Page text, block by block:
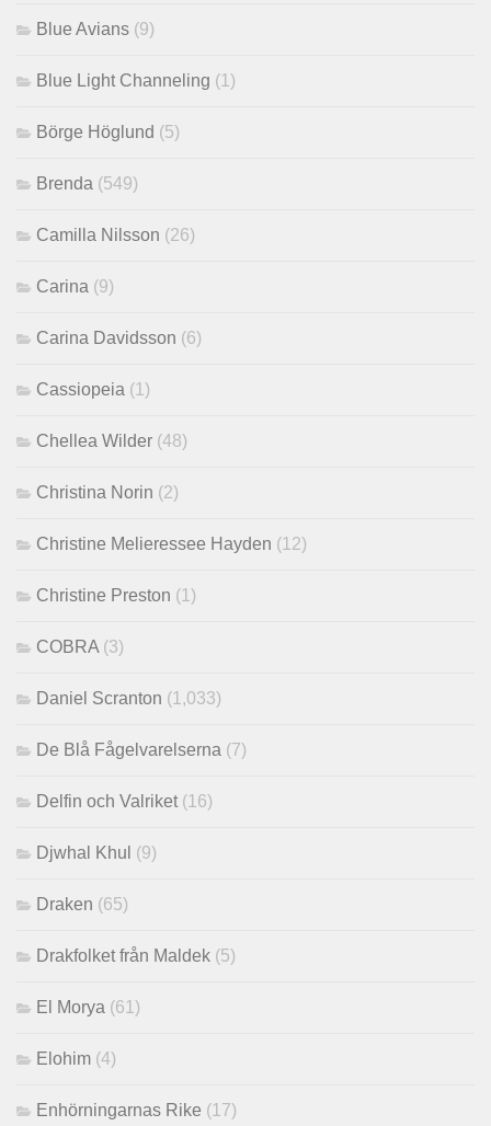
Blue Avians (9)
Blue Light Channeling (1)
Börge Höglund (5)
Brenda (549)
Camilla Nilsson (26)
Carina (9)
Carina Davidsson (6)
Cassiopeia (1)
Chellea Wilder (48)
Christina Norin (2)
Christine Melieressee Hayden (12)
Christine Preston (1)
COBRA (3)
Daniel Scranton (1,033)
De Blå Fågelvarelserna (7)
Delfin och Valriket (16)
Djwhal Khul (9)
Draken (65)
Drakfolket från Maldek (5)
El Morya (61)
Elohim (4)
Enhörningarnas Rike (17)